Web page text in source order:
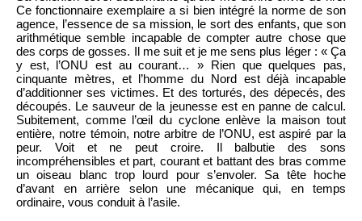
Ce fonctionnaire exemplaire a si bien intégré la norme de son
agence, l’essence de sa mission, le sort des enfants, que son
arithmétique semble incapable de compter autre chose que
des corps de gosses. Il me suit et je me sens plus léger : « Ça
y est, l’ONU est au courant… » Rien que quelques pas,
cinquante mètres, et l’homme du Nord est déjà incapable
d’additionner ses victimes. Et des torturés, des dépecés, des
découpés. Le sauveur de la jeunesse est en panne de calcul.
Subitement, comme l’œil du cyclone enlève la maison tout
entière, notre témoin, notre arbitre de l’ONU, est aspiré par la
peur. Voit et ne peut croire. Il balbutie des sons
incompréhensibles et part, courant et battant des bras comme
un oiseau blanc trop lourd pour s’envoler. Sa tête hoche
d’avant en arrière selon une mécanique qui, en temps
ordinaire, vous conduit à l’asile.